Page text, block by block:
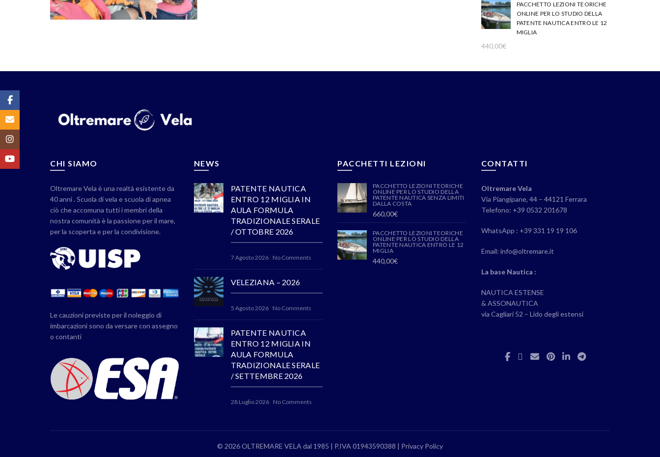
PACCHETTO LEZIONI TEORICHE
ONLINE PER LO STUDIO DELLA
PATENTE NAUTICA ENTRO LE 12
MIGLIA
440,00€
CHI SIAMO
Oltremare Vela è una realtà esistente da
40 anni . Scuola di vela e scuola di apnea
ciò che accomuna tutti i membri della
nostra comunità è la passione per il mare,
per la scoperta e per la condivisione.
Le cauzioni previste per il noleggio di
imbarcazioni sono da versare con assegno
o contanti
NEWS
PATENTE NAUTICA
ENTRO 12 MIGLIA IN
AULA FORMULA
TRADIZIONALE SERALE
/ OTTOBRE 2026
7 Agosto 2026 No Comments
VELEZIANA – 2026
5 Agosto 2026 No Comments
PATENTE NAUTICA
ENTRO 12 MIGLIA IN
AULA FORMULA
TRADIZIONALE SERALE
/ SETTEMBRE 2026
28 Luglio 2026 No Comments
PACCHETTI LEZIONI
PACCHETTO LEZIONI TEORICHE
ONLINE PER LO STUDIO DELLA
PATENTE NAUTICA SENZA LIMITI
DALLA COSTA
660,00€
PACCHETTO LEZIONI TEORICHE
ONLINE PER LO STUDIO DELLA
PATENTE NAUTICA ENTRO LE 12
MIGLIA
440,00€
CONTATTI
Oltremare Vela
Via Piangipane, 44 – 44121 Ferrara
Telefono: +39 0532 201678
WhatsApp : +39 331 19 19 106
Email: info@oltremare.it
La base Nautica :
NAUTICA ESTENSE
& ASSONAUTICA
via Cagliari 52 – Lido degli estensi
© 2026 OLTREMARE VELA dal 1985 | P.IVA 01943590388 | Privacy Policy